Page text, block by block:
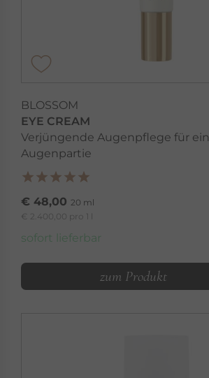
BLOSSOM
EYE CREAM
Verjüngende Augenpflege für
Augenpartie
€ 48,00 20 ml
€ 2.400,00 pro 1 l
sofort lieferbar
zum Produkt